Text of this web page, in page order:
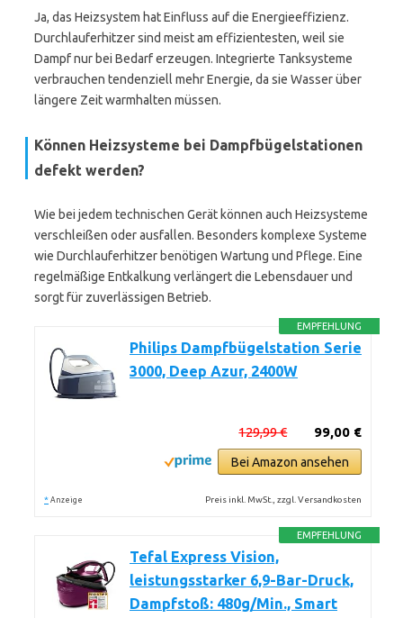
Ja, das Heizsystem hat Einfluss auf die Energieeffizienz.
Durchlauferhitzer sind meist am effizientesten, weil sie
Dampf nur bei Bedarf erzeugen. Integrierte Tanksysteme
verbrauchen tendenziell mehr Energie, da sie Wasser über
längere Zeit warmhalten müssen.
Können Heizsysteme bei Dampfbügelstationen
defekt werden?
Wie bei jedem technischen Gerät können auch Heizsysteme
verschleißen oder ausfallen. Besonders komplexe Systeme
wie Durchlauferhitzer benötigen Wartung und Pflege. Eine
regelmäßige Entkalkung verlängert die Lebensdauer und
sorgt für zuverlässigen Betrieb.
EMPFEHLUNG
Philips Dampfbügelstation Serie
3000, Deep Azur, 2400W
99,00 €
129,99 €
Bei Amazon ansehen
* Anzeige Preis inkl. MwSt., zzgl. Versandkosten
EMPFEHLUNG
Tefal Express Vision,
leistungsstarker 6,9-Bar-Druck,
Dampfstoß: 480g/Min., Smart